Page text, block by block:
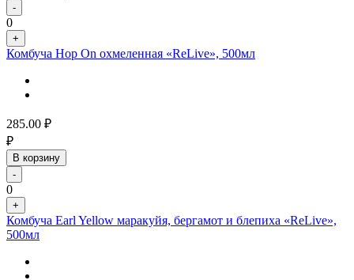
-
0
+
Комбуча Hop On охмеленная «ReLive», 500мл
285.00 ₽
₽
В корзину
-
0
+
Комбуча Earl Yellow маракуйя, бергамот и блепиха «ReLive»,
500мл